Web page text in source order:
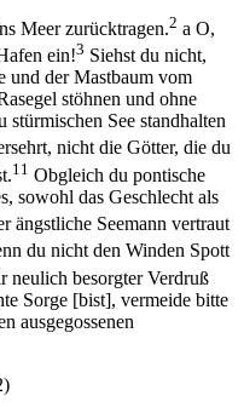
Meer zurücktragen.2 a O,
ein!3 Siehst du nicht,
und der Mastbaum vom
stöhnen und ohne
See standhalten
nicht die Götter, die du
11 Obgleich du pontische
sowohl das Geschlecht als
ängstliche Seemann vertraut
du nicht den Winden Spott
neulich besorgter Verdruß
Sorge [bist], vermeide bitte
ausgegossenen